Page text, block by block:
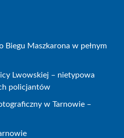
Biegu Maszkarona w pełnym
Lwowskiej – nietypowa
policjantów
w Tarnowie –